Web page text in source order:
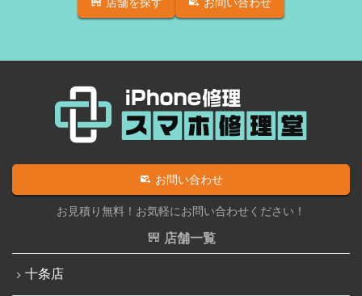
iPadバッテリー交換
iPad充電コネクタ交換修理
iPad水没洗浄作業
iPadその他部品修理
Nintendo Switch修理実績
Nintendo Switchその他部品修理
Nintendo Switchバッテリー交換
iPhone SE（第2世代）
iPhone 12 Pro
iPhone 12 mini
iPhone 12 Pro Max
iPhone 13 Pro
iPhone 13 Pro Max
iPhone SE（第3世代）
お問い合わせ
お見積り無料！お気軽にお問い合わせください！
店舗一覧
十条店